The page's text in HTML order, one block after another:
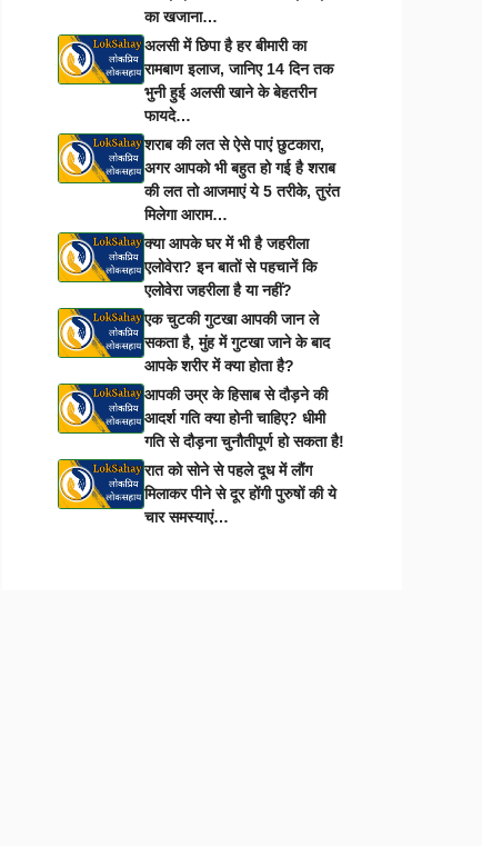
का खजाना…
अलसी में छिपा है हर बीमारी का
रामबाण इलाज, जानिए 14 दिन तक
भुनी हुई अलसी खाने के बेहतरीन
फायदे…
शराब की लत से ऐसे पाएं छुटकारा,
अगर आपको भी बहुत हो गई है शराब
की लत तो आजमाएं ये 5 तरीके, तुरंत
मिलेगा आराम…
क्या आपके घर में भी है जहरीला
एलोवेरा? इन बातों से पहचानें कि
एलोवेरा जहरीला है या नहीं?
एक चुटकी गुटखा आपकी जान ले
सकता है, मुंह में गुटखा जाने के बाद
आपके शरीर में क्या होता है?
आपकी उम्र के हिसाब से दौड़ने की
आदर्श गति क्या होनी चाहिए? धीमी
गति से दौड़ना चुनौतीपूर्ण हो सकता है!
रात को सोने से पहले दूध में लौंग
मिलाकर पीने से दूर होंगी पुरुषों की ये
चार समस्याएं…